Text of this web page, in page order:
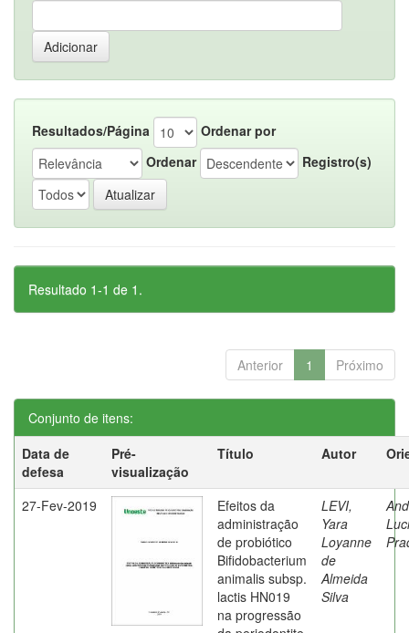
Resultados/Página
Ordenar por
Ordenar
Registro(s)
Resultado 1-1 de 1.
Anterior 1 Próximo
Conjunto de itens:
Data de
defesa
Pré-
visualização
Título Autor
27-Fev-2019
Efeitos da
administração
de probiótico
Bifidobacterium
animalis subsp.
lactis HN019
na progressão
LEVI,
Yara
Loyanne
de
Almeida
Silva